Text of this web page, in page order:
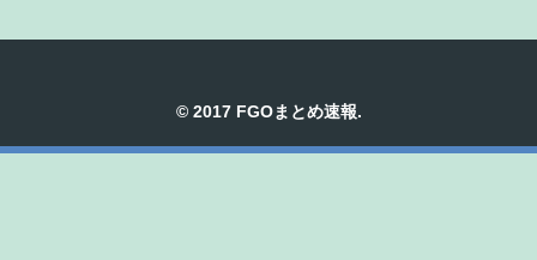
© 2017 FGOまとめ速報.